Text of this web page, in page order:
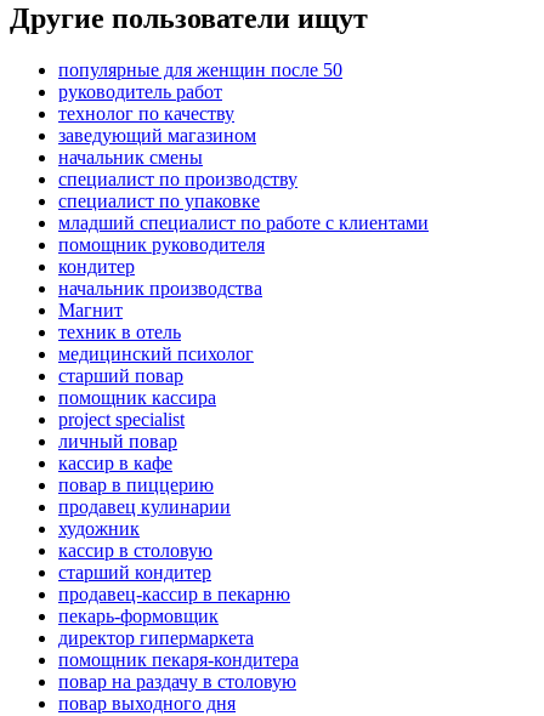
Другие пользователи ищут
популярные для женщин после 50
руководитель работ
технолог по качеству
заведующий магазином
начальник смены
специалист по производству
специалист по упаковке
младший специалист по работе с клиентами
помощник руководителя
кондитер
начальник производства
Магнит
техник в отель
медицинский психолог
старший повар
помощник кассира
project specialist
личный повар
кассир в кафе
повар в пиццерию
продавец кулинарии
художник
кассир в столовую
старший кондитер
продавец-кассир в пекарню
пекарь-формовщик
директор гипермаркета
помощник пекаря-кондитера
повар на раздачу в столовую
повар выходного дня